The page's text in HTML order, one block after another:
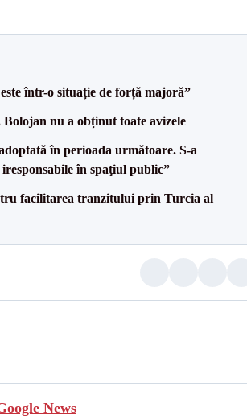
într-o situație de forță majoră”
nu a obținut toate avizele
în perioada următoare. S-a
în spaţiul public”
facilitarea tranzitului prin Turcia al
News